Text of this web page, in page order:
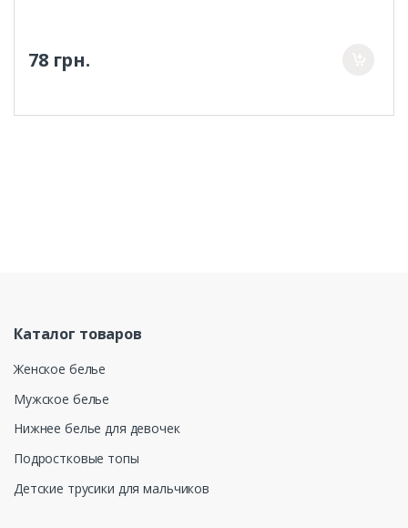
78 грн.
Каталог товаров
Женское белье
Мужское белье
Нижнее белье для девочек
Подростковые топы
Детские трусики для мальчиков